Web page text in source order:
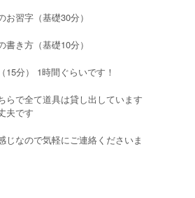
習字（基礎30分）
き方（基礎10分）
15分） 1時間ぐらいです！
らで全て道具は貸し出しています
夫です
じなので気軽にご連絡くださいま